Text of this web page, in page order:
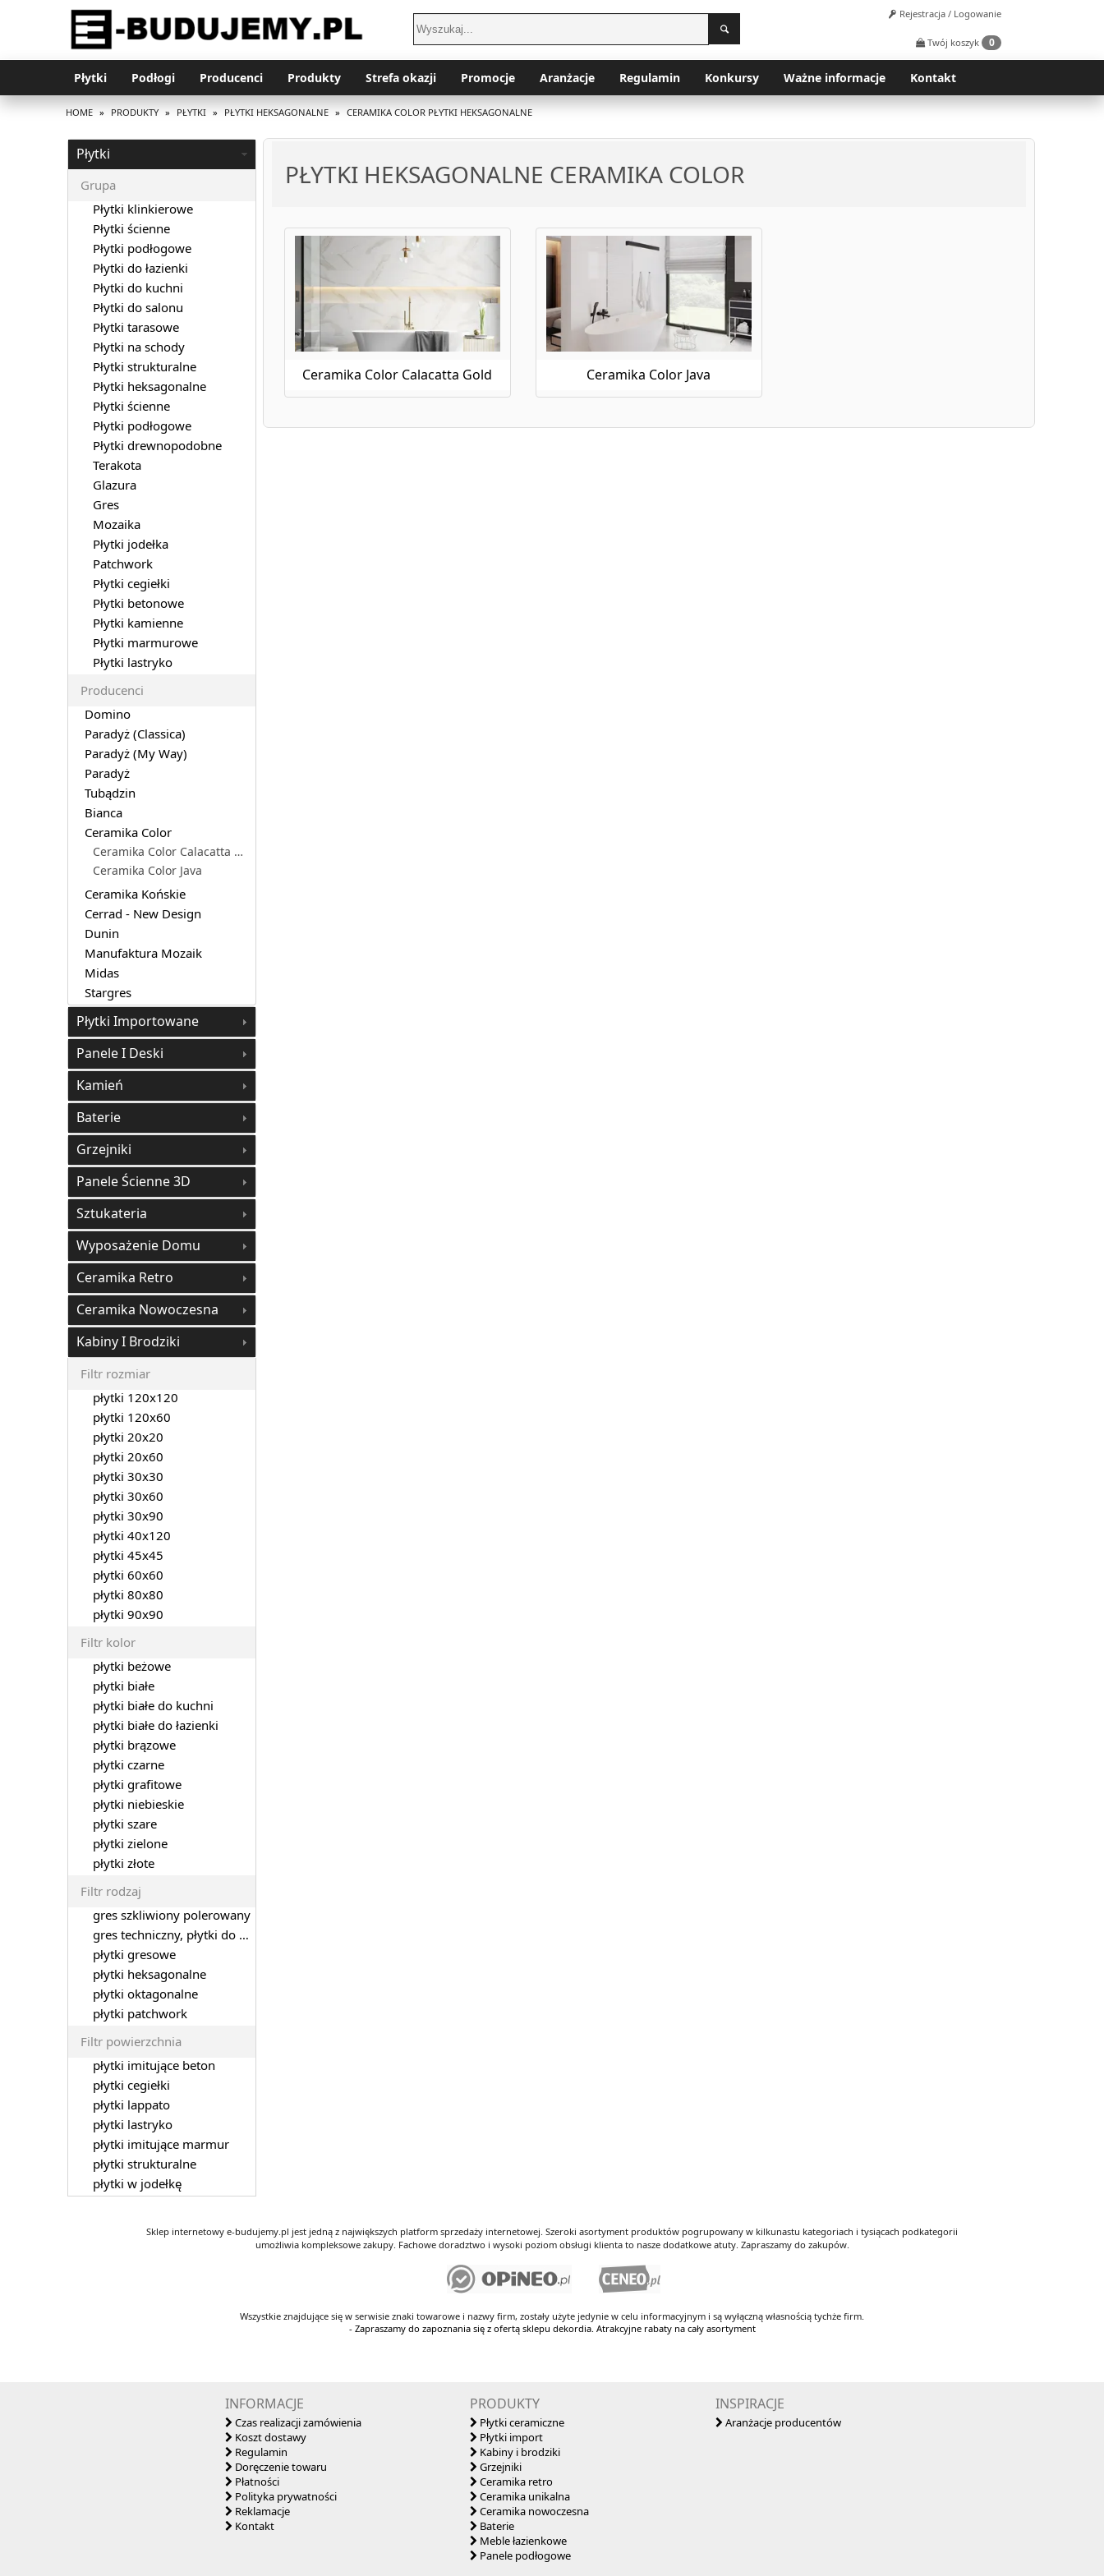
Rejestracja / Logowanie
Twój koszyk 0
Płytki Podłogi Producenci Produkty Strefa okazji Promocje Aranżacje Regulamin Konkursy Ważne informacje Kontakt
HOME » PRODUKTY » PŁYTKI » PŁYTKI HEKSAGONALNE » CERAMIKA COLOR PŁYTKI HEKSAGONALNE
PŁYTKI HEKSAGONALNE CERAMIKA COLOR
Ceramika Color Calacatta Gold Ceramika Color Java
Płytki
Grupa
Płytki klinkierowe
Płytki ścienne
Płytki podłogowe
Płytki do łazienki
Płytki do kuchni
Płytki do salonu
Płytki tarasowe
Płytki na schody
Płytki strukturalne
Płytki heksagonalne
Płytki ścienne
Płytki podłogowe
Płytki drewnopodobne
Terakota
Glazura
Gres
Mozaika
Płytki jodełka
Patchwork
Płytki cegiełki
Płytki betonowe
Płytki kamienne
Płytki marmurowe
Płytki lastryko
Producenci
Domino
Paradyż (Classica)
Paradyż (My Way)
Paradyż
Tubądzin
Bianca
Ceramika Color
Ceramika Color Calacatta Gold
Ceramika Color Java
Ceramika Końskie
Cerrad - New Design
Dunin
Manufaktura Mozaik
Midas
Stargres
Płytki Importowane
Panele I Deski
Kamień
Baterie
Grzejniki
Panele Ścienne 3D
Sztukateria
Wyposażenie Domu
Ceramika Retro
Ceramika Nowoczesna
Kabiny I Brodziki
Filtr rozmiar
płytki 120x120
płytki 120x60
płytki 20x20
płytki 20x60
płytki 30x30
płytki 30x60
płytki 30x90
płytki 40x120
płytki 45x45
płytki 60x60
płytki 80x80
płytki 90x90
Filtr kolor
płytki beżowe
płytki białe
płytki białe do kuchni
płytki białe do łazienki
płytki brązowe
płytki czarne
płytki grafitowe
płytki niebieskie
płytki szare
płytki zielone
płytki złote
Filtr rodzaj
gres szkliwiony polerowany
gres techniczny, płytki do garażu
płytki gresowe
płytki heksagonalne
płytki oktagonalne
płytki patchwork
Filtr powierzchnia
płytki imitujące beton
płytki cegiełki
płytki lappato
płytki lastryko
płytki imitujące marmur
płytki strukturalne
płytki w jodełkę
Sklep internetowy e-budujemy.pl jest jedną z największych platform sprzedaży internetowej. Szeroki asortyment produktów pogrupowany w kilkunastu kategoriach i tysiącach podkategorii
umożliwia kompleksowe zakupy. Fachowe doradztwo i wysoki poziom obsługi klienta to nasze dodatkowe atuty. Zapraszamy do zakupów.
Wszystkie znajdujące się w serwisie znaki towarowe i nazwy firm, zostały użyte jedynie w celu informacyjnym i są wyłączną własnością tychże firm.
- Zapraszamy do zapoznania się z ofertą sklepu dekordia. Atrakcyjne rabaty na cały asortyment
INFORMACJE
Czas realizacji zamówienia
Koszt dostawy
Regulamin
Doręczenie towaru
Płatności
Polityka prywatności
Reklamacje
Kontakt
PRODUKTY
Płytki ceramiczne
Płytki import
Kabiny i brodziki
Grzejniki
Ceramika retro
Ceramika unikalna
Ceramika nowoczesna
Baterie
Meble łazienkowe
Panele podłogowe
INSPIRACJE
Aranżacje producentów